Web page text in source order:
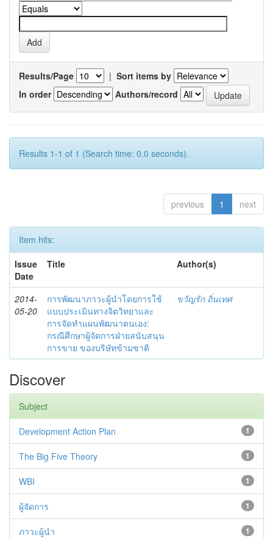
Results/Page | Sort items by
In order
Authors/record
Results 1-1 of 1 (Search time: 0.0 seconds).
previous 1 next
Item hits:
Issue
Date
Title Author(s)
2014-
05-20
การพัฒนาภาวะผู้นำโดยการใช้
แบบประเมินทางจิตวิทยาและ
การจัดทำแผนพัฒนาตนเอง:
กรณีศึกษาผู้จัดการฝ่ายสนับสนุน
การขาย ของบริษัทข้ามชาติ
ขวัญรัก ถิ่นเทศ
Discover
Subject
1
Development Action Plan
1
The Big Five Theory
1
WBI
1
ผู้จัดการ
1
ภาวะผู้นำ